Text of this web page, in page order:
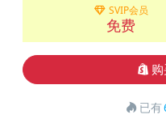
SVIP会员
免费
已有